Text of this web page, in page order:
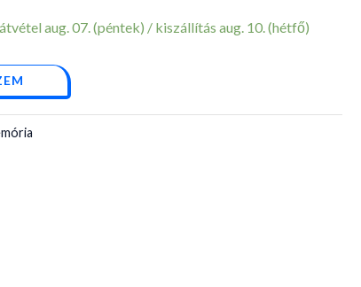
aug. 07. (péntek) / kiszállítás aug. 10. (hétfő)